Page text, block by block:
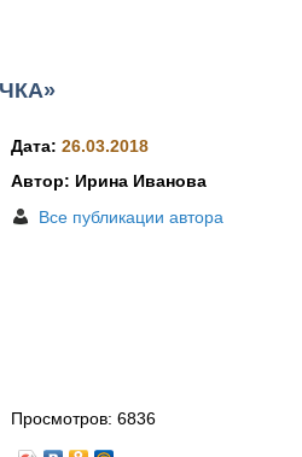
Дата:26.03.2018
Автор: Ирина Иванова
Все публикации автора
Просмотров:6836